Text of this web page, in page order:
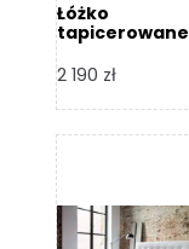
Łóżko
tapicerowane
Design
2 190 zł